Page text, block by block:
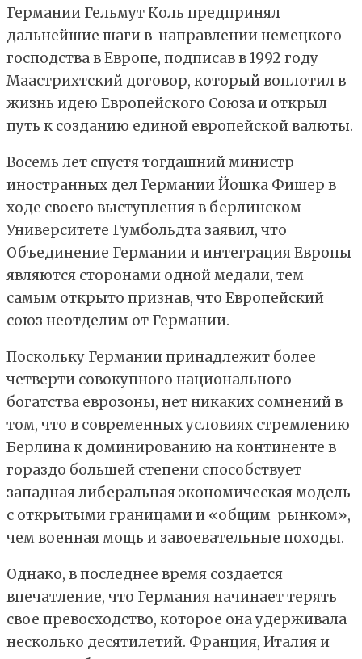
Германии Гельмут Коль предпринял
дальнейшие шаги в направлении немецкого
господства в Европе, подписав в 1992 году
Маастрихтский договор, который воплотил в
жизнь идею Европейского Союза и открыл
путь к созданию единой европейской валюты.
Восемь лет спустя тогдашний министр
иностранных дел Германии Йошка Фишер в
ходе своего выступления в берлинском
Университете Гумбольдта заявил, что
Объединение Германии и интеграция Европы
являются сторонами одной медали, тем
самым открыто признав, что Европейский
союз неотделим от Германии.
Поскольку Германии принадлежит более
четверти совокупного национального
богатства еврозоны, нет никаких сомнений в
том, что в современных условиях стремлению
Берлина к доминированию на континенте в
гораздо большей степени способствует
западная либеральная экономическая модель
с открытыми границами и «общим рынком»,
чем военная мощь и завоевательные походы.
Однако, в последнее время создается
впечатление, что Германия начинает терять
свое превосходство, которое она удерживала
несколько десятилетий. Франция, Италия и